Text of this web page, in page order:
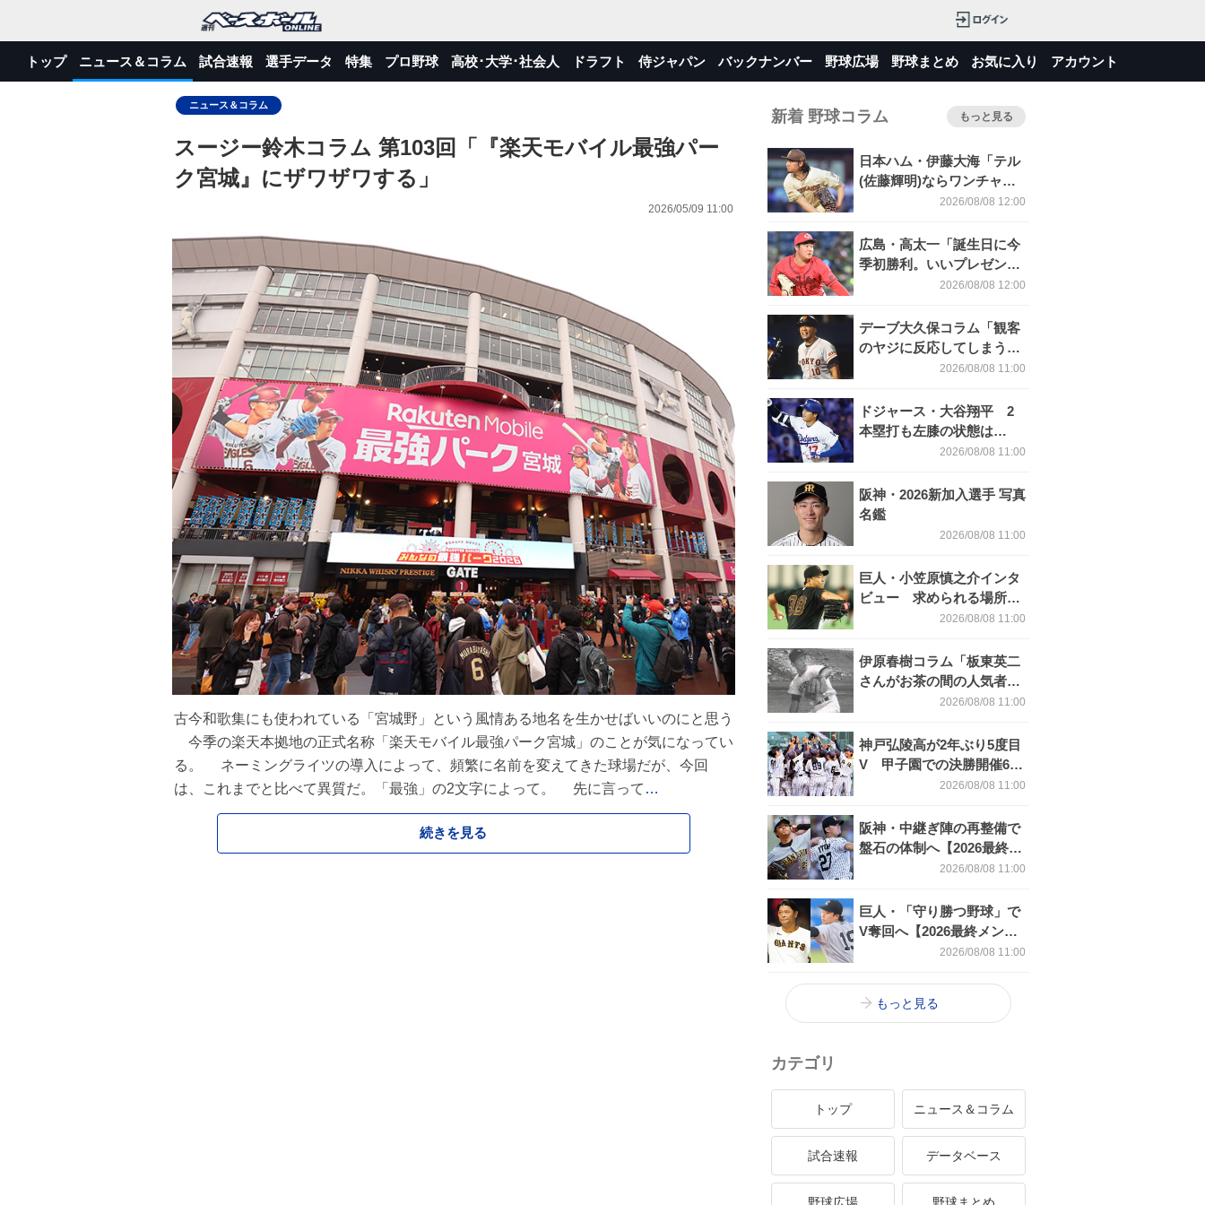
トップ ニュース＆コラム 試合速報 選手データ 特集 プロ野球 高校･大学･社会人 ドラフト 侍ジャパン バックナンバー 野球広場 野球まとめ お気に入り アカウント
ニュース＆コラム
スージー鈴木コラム 第103回「『楽天モバイル最強パー
ク宮城』にザワザワする」
2026/05/09 11:00
古今和歌集にも使われている「宮城野」という風情ある地名を生かせばいいのにと思う
今季の楽天本拠地の正式名称「楽天モバイル最強パーク宮城」のことが気になってい
る。 ネーミングライツの導入によって、頻繁に名前を変えてきた球場だが、今回
は、これまでと比べて異質だ。「最強」の2文字によって。 先に言って …
続きを見る
新着 野球コラム もっと見る
日本ハム・伊藤大海「テル
(佐藤輝明)ならワンチャン
振ってくれるかなと思って
た」／魔球
2026/08/08 12:00
広島・高太一「誕生日に今
季初勝利。いいプレゼント
をもらいました」／バース
2026/08/08 12:00
デーブ大久保コラム「観客
のヤジに反応してしまうの
は心が本当に純粋だからな
2026/08/08 11:00
ドジャース・大谷翔平 2
本塁打も左膝の状態は
△「数%に違和感があるな
的な方針」
2026/08/08 11:00
阪神・2026新加入選手 写真
名鑑
2026/08/08 11:00
巨人・小笠原慎之介インタ
ビュー 求められる場所で
「野球がやりたくても、欲
たら続けることはできな
い」
2026/08/08 11:00
伊原春樹コラム「板東英二
さんがお茶の間の人気者に
なった理由 甲子園の伝
ートを手放さなかった」
2026/08/08 11:00
神戸弘陵高が2年ぶり5度目
V 甲子園での決勝開催6年
目、過去最多70チームの頂
2026/08/08 11:00
阪神・中継ぎ陣の再整備で
盤石の体制へ【2026最終メ
ンバーリスト】2026/08/08 11:00
巨人・「守り勝つ野球」で
V奪回へ【2026最終メンバ
2026/08/08 11:00
もっと見る
カテゴリ
トップ ニュース＆コラム
試合速報 データベース